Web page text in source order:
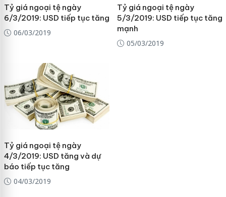
Tỷ giá ngoại tệ ngày
6/3/2019: USD tiếp tục tăng
06/03/2019
Tỷ giá ngoại tệ ngày
5/3/2019: USD tiếp tục tăng
mạnh
05/03/2019
Tỷ giá ngoại tệ ngày
4/3/2019: USD tăng và dự
báo tiếp tục tăng
04/03/2019